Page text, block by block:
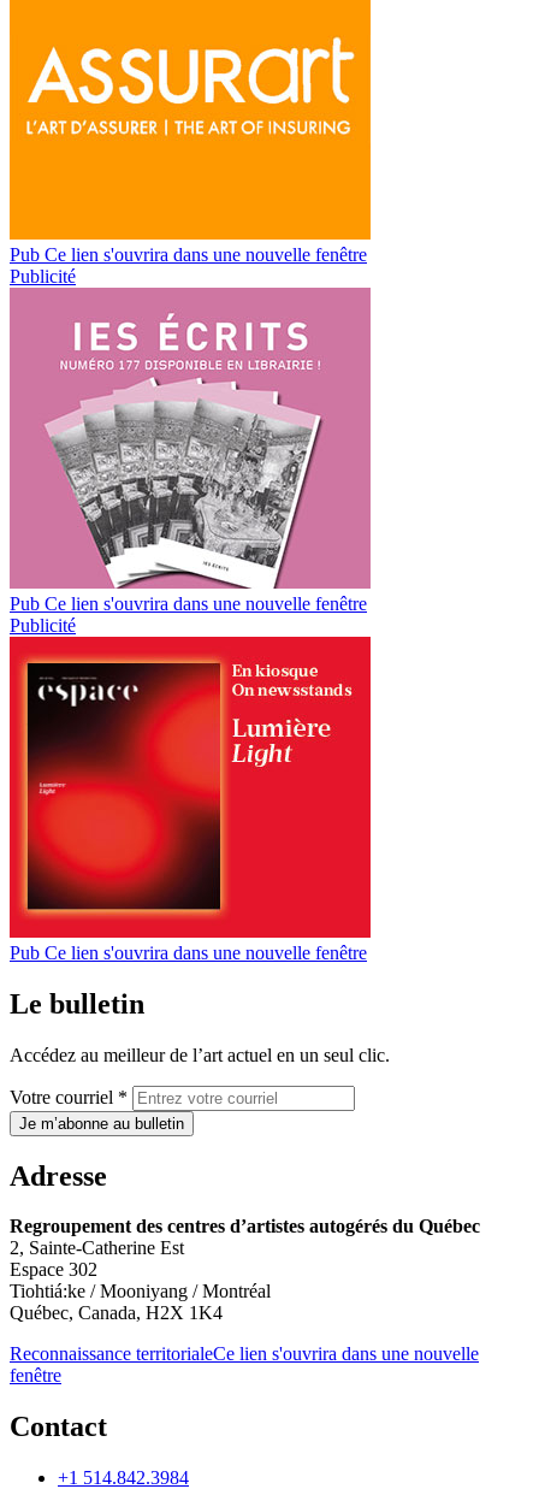
Pub Ce lien s'ouvrira dans une nouvelle fenêtre
Publicité
Pub Ce lien s'ouvrira dans une nouvelle fenêtre
Publicité
Pub Ce lien s'ouvrira dans une nouvelle fenêtre
Le bulletin
Accédez au meilleur de l’art actuel en un seul clic.
Votre courriel *
Je m’abonne au bulletin
Adresse
Regroupement des centres d’artistes autogérés du Québec
2, Sainte-Catherine Est
Espace 302
Tiohtiá:ke / Mooniyang / Montréal
Québec, Canada, H2X 1K4
Reconnaissance territorialeCe lien s'ouvrira dans une nouvelle
fenêtre
Contact
+1 514.842.3984